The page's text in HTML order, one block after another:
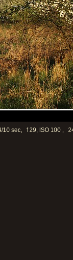
sec, f 29, ISO 100 ,